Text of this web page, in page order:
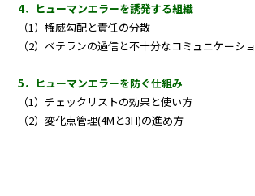
4．ヒューマンエラーを誘発する組織
（1）権威勾配と責任の分散
（2）ベテランの過信と不十分なコミュニケーシ
5．ヒューマンエラーを防ぐ仕組み
（1）チェックリストの効果と使い方
（2）変化点管理(4Mと3H)の進め方